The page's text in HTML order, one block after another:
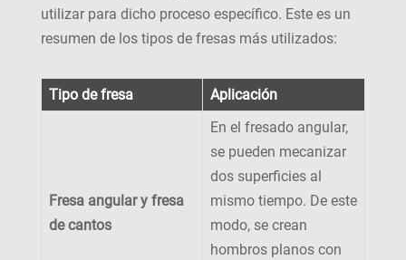
utilizar para dicho proceso específico. Este es un
resumen de los tipos de fresas más utilizados:
Tipo de fresa Aplicación
Fresa angular y fresa
de cantos
En el fresado angular,
se pueden mecanizar
dos superficies al
mismo tiempo. De este
modo, se crean
hombros planos con